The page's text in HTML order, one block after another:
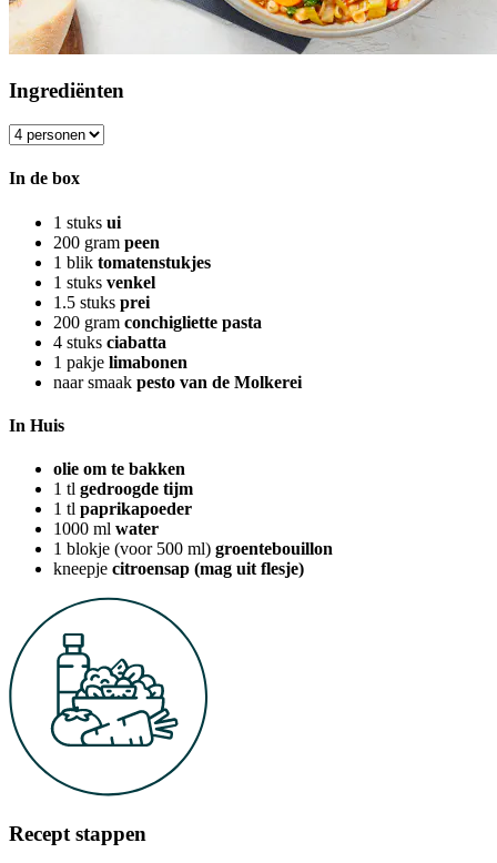
Ingrediënten
In de box
1 stuks ui
200 gram peen
1 blik tomatenstukjes
1 stuks venkel
1.5 stuks prei
200 gram conchigliette pasta
4 stuks ciabatta
1 pakje limabonen
naar smaak pesto van de Molkerei
In Huis
olie om te bakken
1 tl gedroogde tijm
1 tl paprikapoeder
1000 ml water
1 blokje (voor 500 ml) groentebouillon
kneepje citroensap (mag uit flesje)
Recept stappen